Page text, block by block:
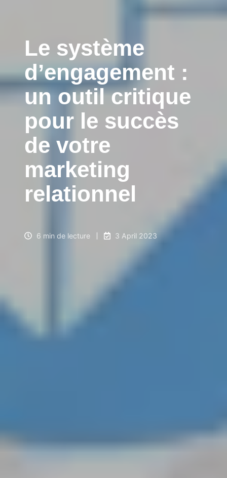
Le système
d’engagement :
un outil critique
pour le succès
de votre
marketing
relationnel
6 min de lecture 3 April 2023